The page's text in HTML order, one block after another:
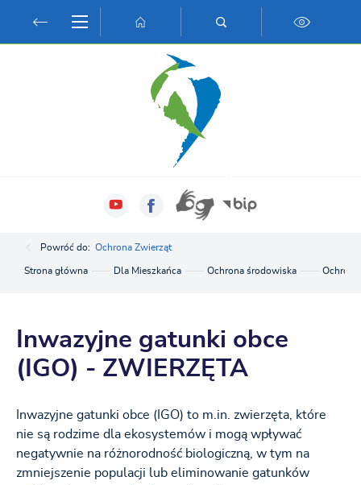
Przejdź do wyszukiwarki.
Przejdź do ustawień wielkości czcionki.
Włącz wersję kontrastową strony.
Powróć do: Ochrona Zwierząt
Strona główna Dla Mieszkańca Ochrona środowiska
Inwazyjne gatunki obce
(IGO) - ZWIERZĘTA
Inwazyjne gatunki obce (IGO) to m.in. zwierzęta, które
nie są rodzime dla ekosystemów i mogą wpływać
negatywnie na różnorodność biologiczną, w tym na
zmniejszenie populacji lub eliminowanie gatunków